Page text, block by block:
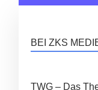
BEI ZKS
TWG – Das